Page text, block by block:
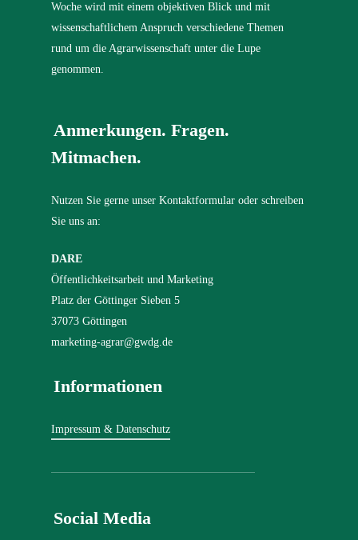
Woche wird mit einem objektiven Blick und mit
wissenschaftlichem Anspruch verschiedene Themen
rund um die Agrarwissenschaft unter die Lupe
genommen.
Anmerkungen. Fragen.
Mitmachen.
Nutzen Sie gerne unser Kontaktformular oder schreiben
Sie uns an:
DARE
Öffentlichkeitsarbeit und Marketing
Platz der Göttinger Sieben 5
37073 Göttingen
marketing-agrar@gwdg.de
Informationen
Impressum & Datenschutz
Social Media